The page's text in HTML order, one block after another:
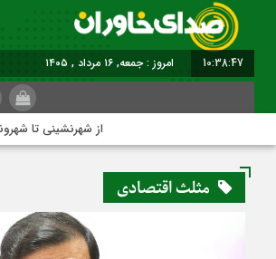
10:38:48 امروز : جمعه, ۱۶ مرداد , ۱۴۰۵
از شهرنشینی تا شهروندی
مثلث اقتصادی